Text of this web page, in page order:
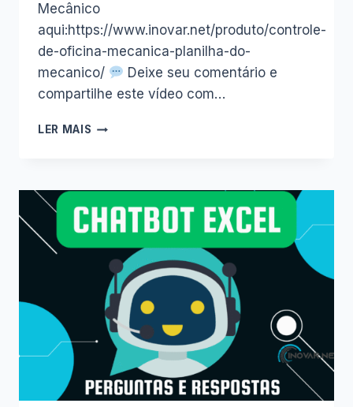
Mecânico
aqui:https://www.inovar.net/produto/controle-
de-oficina-mecanica-planilha-do-
mecanico/
Deixe seu comentário e
compartilhe este vídeo com…
LER MAIS
OFICINAS
MECÂNICAS